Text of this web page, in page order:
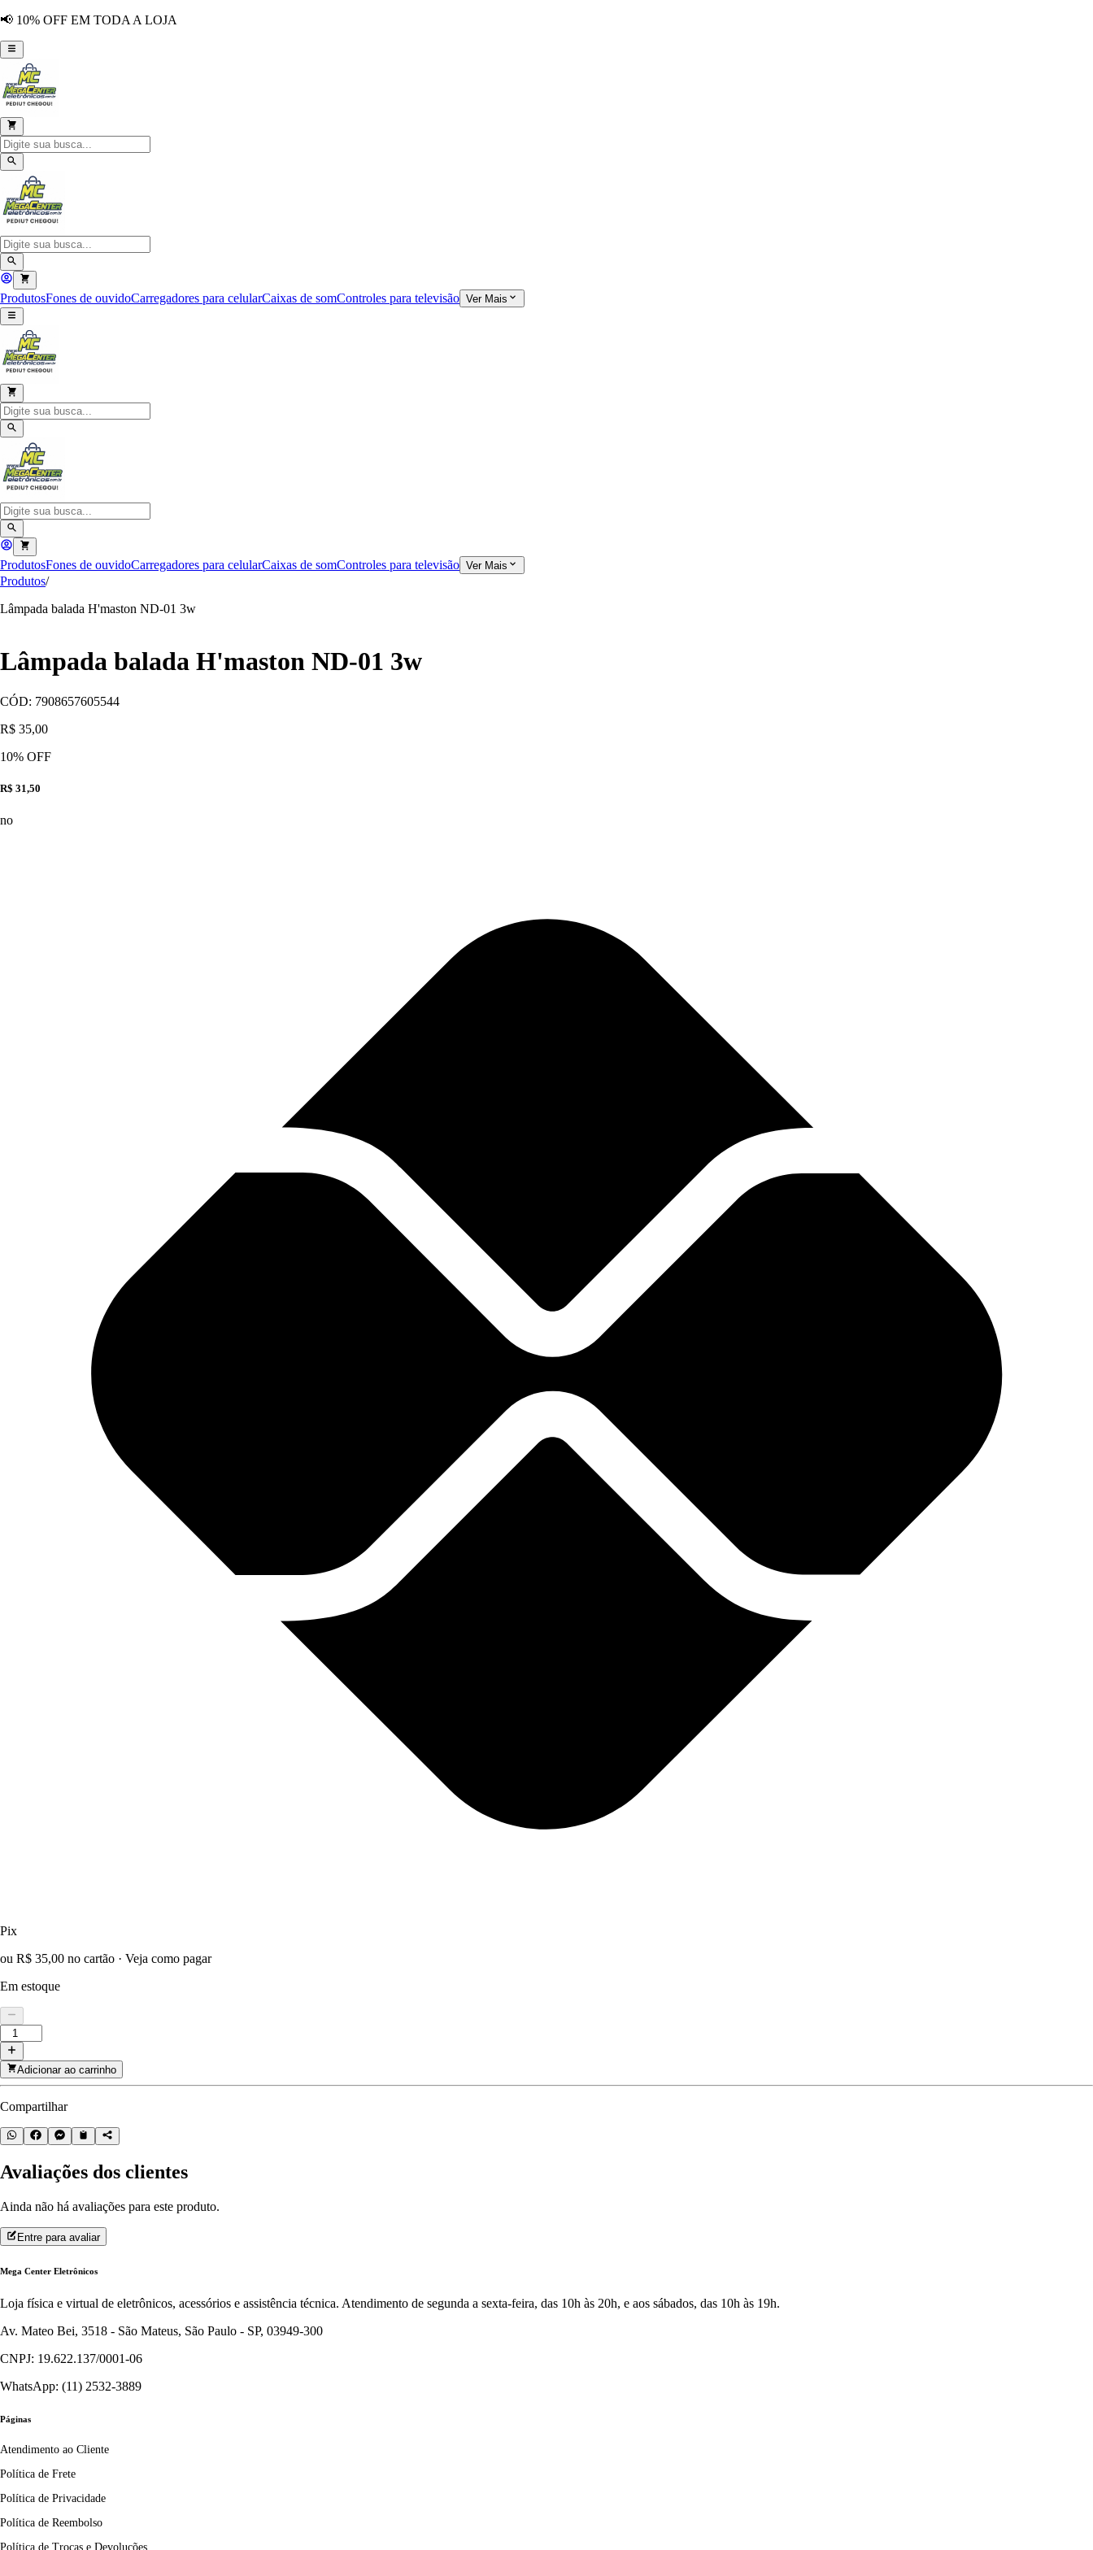
📢 10% OFF EM TODA A LOJA
ProdutosFones de ouvidoCarregadores para celularCaixas de somControles para televisão Ver Mais
ProdutosFones de ouvidoCarregadores para celularCaixas de somControles para televisão Ver Mais
Produtos/
Lâmpada balada H'maston ND-01 3w
Lâmpada balada H'maston ND-01 3w
CÓD: 7908657605544
R$ 35,00
10% OFF
R$ 31,50
no
Pix
ou R$ 35,00 no cartão · Veja como pagar
Em estoque
Adicionar ao carrinho
Compartilhar
Avaliações dos clientes
Ainda não há avaliações para este produto.
Entre para avaliar
Mega Center Eletrônicos
Loja física e virtual de eletrônicos, acessórios e assistência técnica. Atendimento de segunda a sexta-feira, das 10h às 20h, e aos sábados, das 10h às 19h.
Av. Mateo Bei, 3518 - São Mateus, São Paulo - SP, 03949-300
CNPJ: 19.622.137/0001-06
WhatsApp: (11) 2532-3889
Páginas
Atendimento ao Cliente
Política de Frete
Política de Privacidade
Política de Reembolso
Política de Trocas e Devoluções